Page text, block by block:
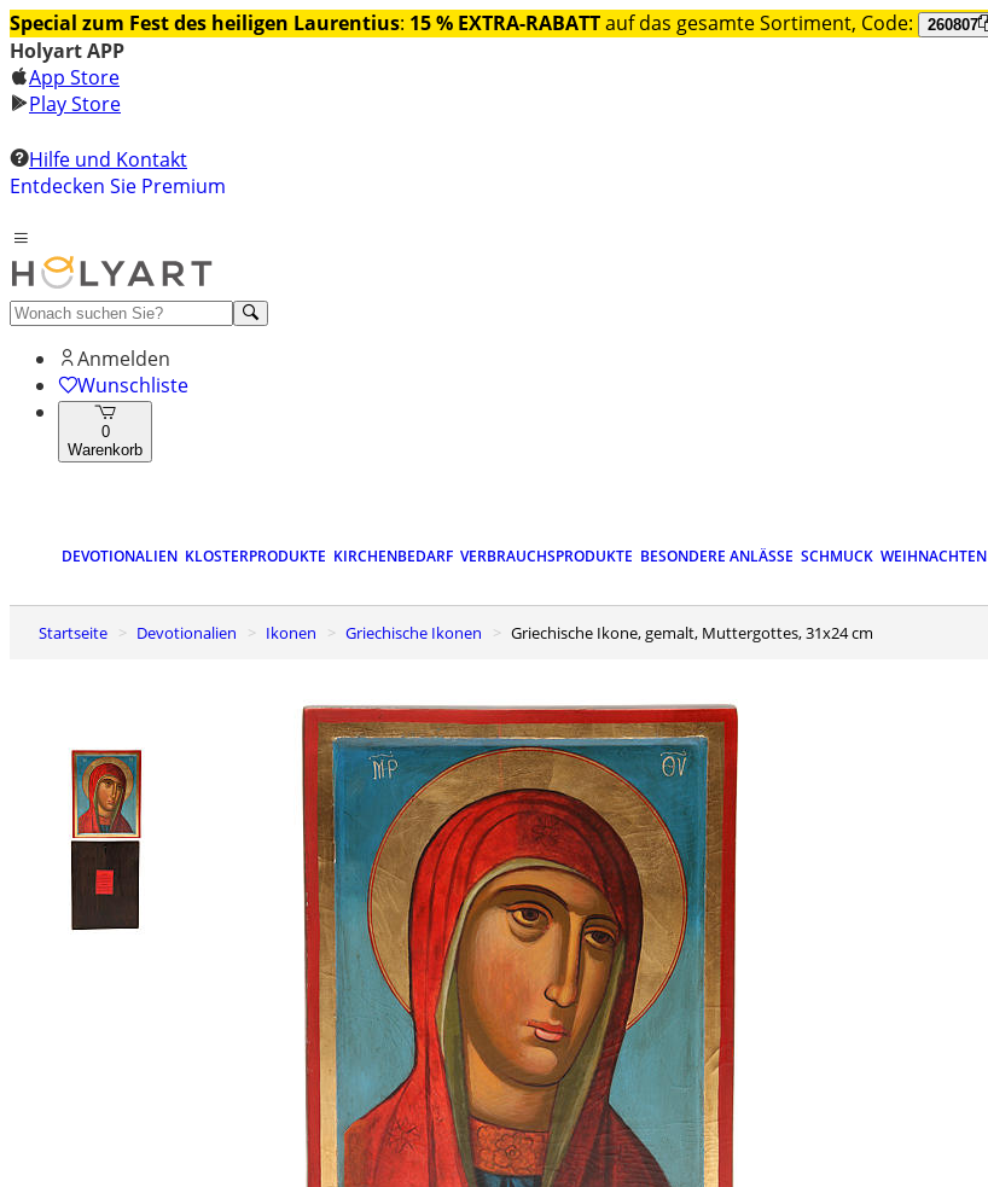
Special zum Fest des heiligen Laurentius: 15 % EXTRA-RABATTauf das gesamte Sortiment, Code: 260807
Holyart APP
App Store
Play Store
Hilfe und Kontakt
Entdecken Sie Premium
Anmelden
Wunschliste
0
Warenkorb
DEVOTIONALIEN KLOSTERPRODUKTE KIRCHENBEDARF VERBRAUCHSPRODUKTE BESONDERE ANLÄSSE SCHMUCK WEIHNACHTEN
Startseite Devotionalien Ikonen Griechische Ikonen Griechische Ikone, gemalt, Muttergottes, 31x24 cm